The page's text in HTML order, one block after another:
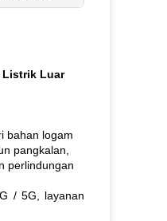
Listrik Luar
bahan logam
pangkalan,
perlindungan
/ 5G, layanan